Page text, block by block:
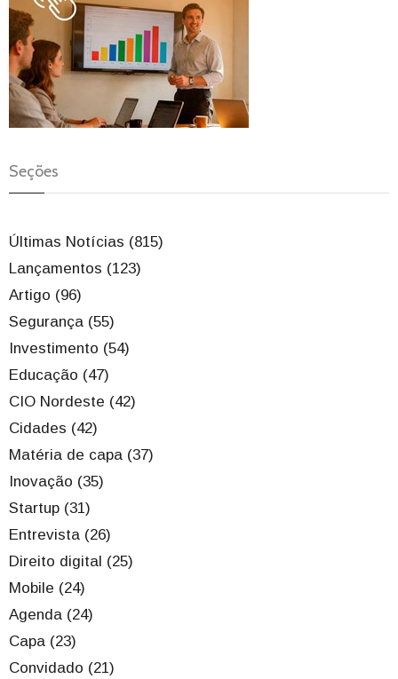
Seções
Últimas Notícias (815)
Lançamentos (123)
Artigo (96)
Segurança (55)
Investimento (54)
Educação (47)
CIO Nordeste (42)
Cidades (42)
Matéria de capa (37)
Inovação (35)
Startup (31)
Entrevista (26)
Direito digital (25)
Mobile (24)
Agenda (24)
Capa (23)
Convidado (21)